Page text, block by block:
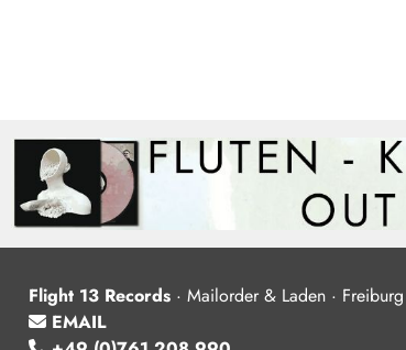
Flight 13 Records · Mailorder & Laden · Freiburg
EMAIL